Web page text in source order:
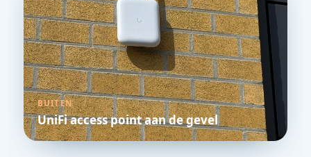
BUITEN
UniFi access point aan de gevel